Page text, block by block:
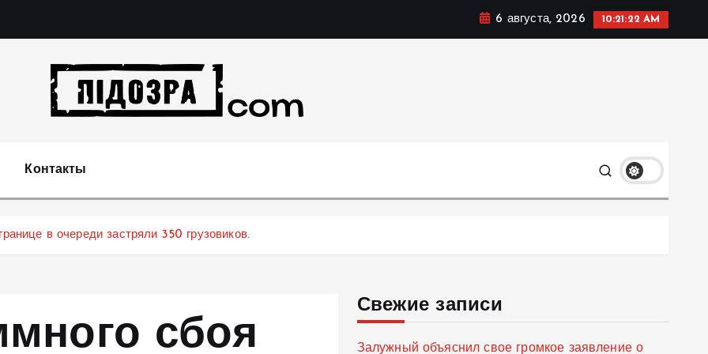
6 августа, 2026 10:21:24 AM
Контакты
в очереди застряли 350 грузовиков.
сбоя
Свежие записи
Залужный объяснил свое громкое заявление о